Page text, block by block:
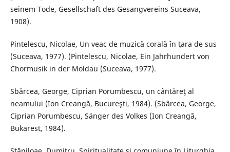
seinem Tode, Gesellschaft des Gesangvereins Suceava,
1908).
Pintelescu, Nicolae, Un veac de muzică corală în ţara de sus
(Suceava, 1977). (Pintelescu, Nicolae, Ein Jahrhundert von
Chormusik in der Moldau (Suceava, 1977).
Sbârcea, George, Ciprian Porumbescu, un cântăreţ al
neamului (Ion Creangă, Bucureşti, 1984). (Sbârcea, George,
Ciprian Porumbescu, Sänger des Volkes (Ion Creangă,
Bukarest, 1984).